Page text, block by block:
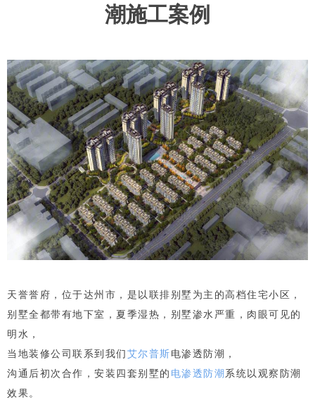
潮施工案例
天誉誉府，位于达州市，是以联排别墅为主的高档住宅小区，
别墅全都带有地下室，夏季湿热，别墅渗水严重，肉眼可见的
明水，
当地装修公司联系到我们 艾尔普斯 电渗透防潮，
沟通后初次合作，安装四套别墅的 电渗透防潮 系统以观察防潮
效果。